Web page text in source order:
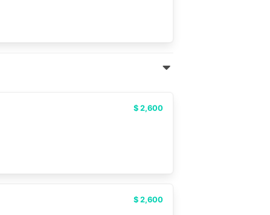
$ 2,600
$ 2,600